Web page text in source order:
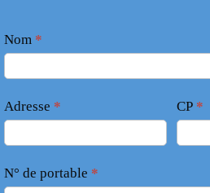
C
o
n
t
a
c
t
Nom *
Adresse * CP *
N° de portable *